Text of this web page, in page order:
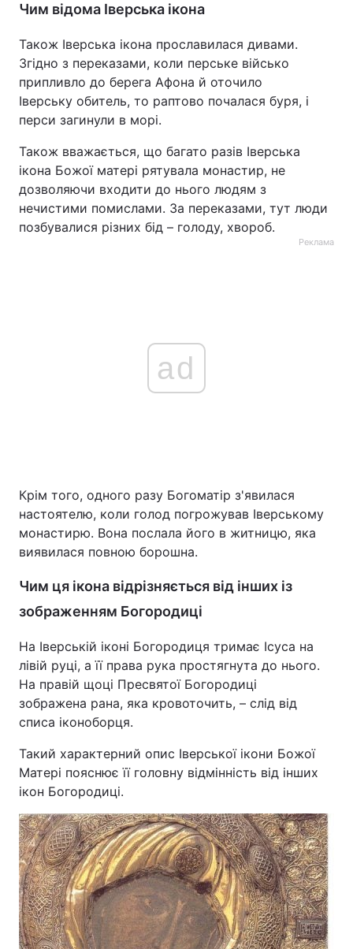
Чим відома Іверська ікона
Також Іверська ікона прославилася дивами.
Згідно з переказами, коли перське військо
припливло до берега Афона й оточило
Іверську обитель, то раптово почалася буря, і
перси загинули в морі.
Також вважається, що багато разів Іверська
ікона Божої матері рятувала монастир, не
дозволяючи входити до нього людям з
нечистими помислами. За переказами, тут люди
позбувалися різних бід – голоду, хвороб.
Реклама
ad
Крім того, одного разу Богоматір з'явилася
настоятелю, коли голод погрожував Іверському
монастирю. Вона послала його в житницю, яка
виявилася повною борошна.
Чим ця ікона відрізняється від інших із
зображенням Богородиці
На Іверській іконі Богородиця тримає Ісуса на
лівій руці, а її права рука простягнута до нього.
На правій щоці Пресвятої Богородиці
зображена рана, яка кровоточить, – слід від
списа іконоборця.
Такий характерний опис Іверської ікони Божої
Матері пояснює її головну відмінність від інших
ікон Богородиці.